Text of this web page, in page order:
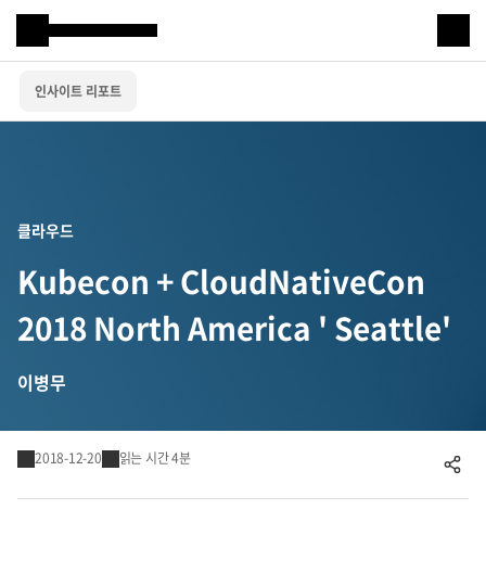
Samsung SDS
인사이트 리포트
IT서비스
디지털 혁신
물류 서비스
클라우드
Kubecon + CloudNativeCon
2018 North America ' Seattle'
이병무
2018-12-20
읽는 시간 4분
공유하기